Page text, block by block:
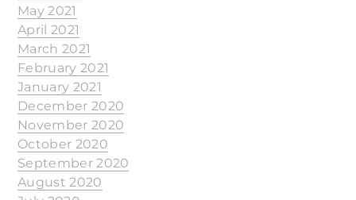
May 2021
April 2021
March 2021
February 2021
January 2021
December 2020
November 2020
October 2020
September 2020
August 2020